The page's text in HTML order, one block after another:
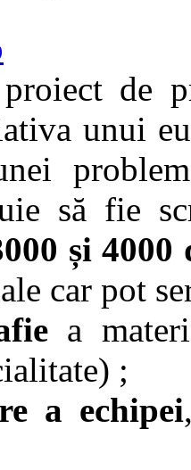
de
unui
să fie
și
car pot
a
;
a echipei